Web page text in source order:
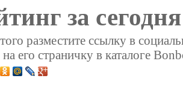
за
разместите ссылку в
на его страничку в каталоге